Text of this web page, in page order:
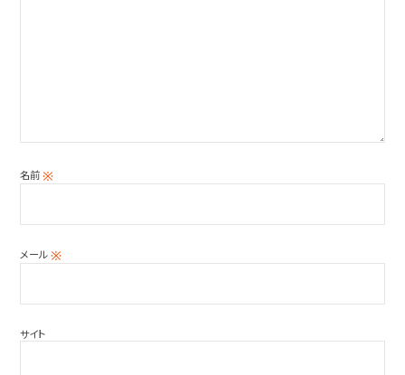
名前※
メール※
サイト